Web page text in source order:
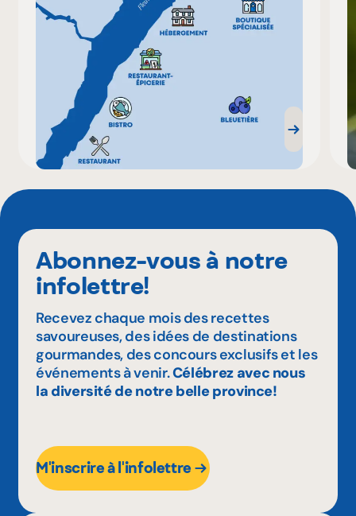
Abonnez-vous à notre
infolettre!
Recevez chaque mois des recettes
savoureuses, des idées de destinations
gourmandes, des concours exclusifs et les
événements à venir.Célébrez avec nous
la diversité de notre belle province!
M'inscrire à l'infolettre